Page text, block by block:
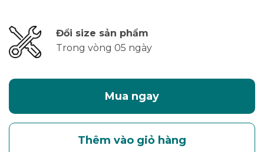
Đổi size sản phẩm
Trong vòng 05 ngày
Mua ngay
Thêm vào giỏ hàng